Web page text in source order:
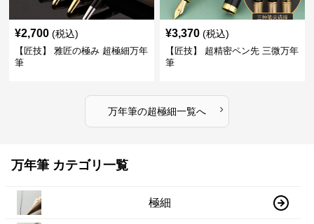
¥2,700 (税込)
【匠技】 雅匠の極み 超極細万年
筆
¥3,370 (税込)
【匠技】 超精密ペン先 三微万年
筆
万年筆の超極細一覧へ ›
万年筆 カテゴリ一覧
極細